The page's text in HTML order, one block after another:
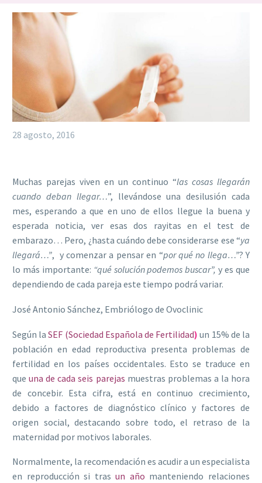
28 agosto, 2016
Muchas parejas viven en un continuo “las cosas llegarán
cuando deban llegar…”, llevándose una desilusión cada
mes, esperando a que en uno de ellos llegue la buena y
esperada noticia, ver esas dos rayitas en el test de
embarazo… Pero, ¿hasta cuándo debe considerarse ese “ya
llegará…”, y comenzar a pensar en “por qué no llega…”? Y
lo más importante: “qué solución podemos buscar”,y es que
dependiendo de cada pareja este tiempo podrá variar.
José Antonio Sánchez, Embriólogo de Ovoclinic
Según laSEF (Sociedad Española de Fertilidad) un 15% de la
población en edad reproductiva presenta problemas de
fertilidad en los países occidentales. Esto se traduce en
queuna de cada seis parejas muestras problemas a la hora
de concebir. Esta cifra, está en continuo crecimiento,
debido a factores de diagnóstico clínico y factores de
origen social, destacando sobre todo, el retraso de la
maternidad por motivos laborales.
Normalmente, la recomendación es acudir a un especialista
en reproducción si trasun año manteniendo relaciones